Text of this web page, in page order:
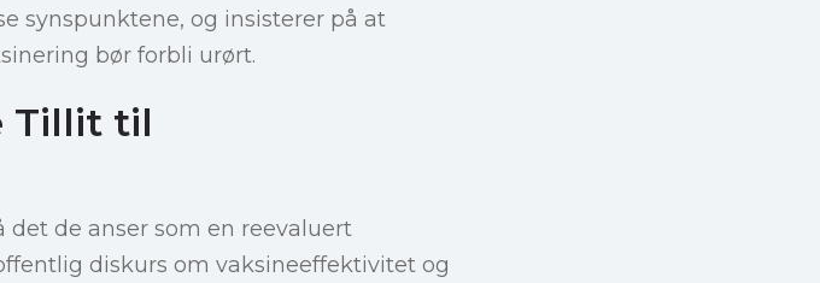
synspunktene, og insisterer på at
bør forbli urørt.
Tillit til
det de anser som en reevaluert
diskurs om vaksineeffektivitet og